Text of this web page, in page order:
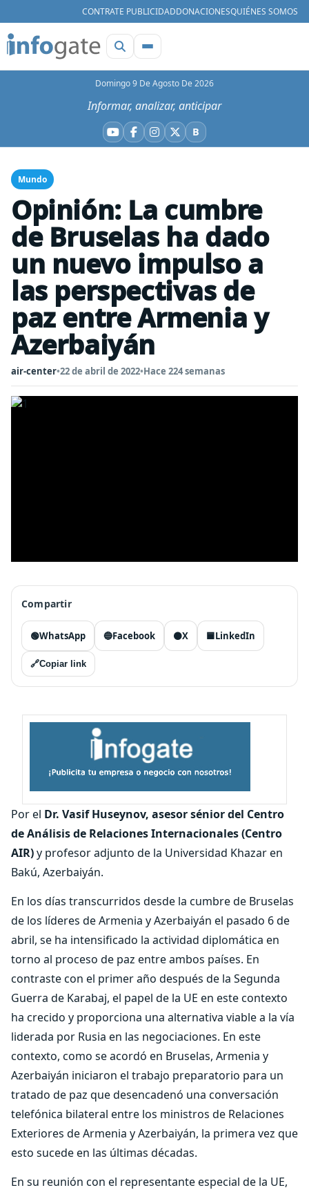
CONTRATE PUBLICIDADDONACIONESQUIÉNES SOMOS
Domingo 9 De Agosto De 2026
Informar, analizar, anticipar
YouTube
Facebook
Instagram
X BBluesky
Mundo
Opinión: La cumbre
de Bruselas ha dado
un nuevo impulso a
las perspectivas de
paz entre Armenia y
Azerbaiyán
air-center•22 de abril de 2022•Hace 224 semanas
Compartir
🟢WhatsApp 🔵Facebook ⚫X 🟦LinkedIn
🔗Copiar link
Por el Dr. Vasif Huseynov, asesor sénior del Centro
de Análisis de Relaciones Internacionales (Centro
AIR)y profesor adjunto de la Universidad Khazar en
Bakú, Azerbaiyán.
En los días transcurridos desde la cumbre de Bruselas
de los líderes de Armenia y Azerbaiyán el pasado 6 de
abril, se ha intensificado la actividad diplomática en
torno al proceso de paz entre ambos países. En
contraste con el primer año después de la Segunda
Guerra de Karabaj, el papel de la UE en este contexto
ha crecido y proporciona una alternativa viable a la vía
liderada por Rusia en las negociaciones. En este
contexto, como se acordó en Bruselas, Armenia y
Azerbaiyán iniciaron el trabajo preparatorio para un
tratado de paz que desencadenó una conversación
telefónica bilateral entre los ministros de Relaciones
Exteriores de Armenia y Azerbaiyán, la primera vez que
esto sucede en las últimas décadas.
En su reunión con el representante especial de la UE,